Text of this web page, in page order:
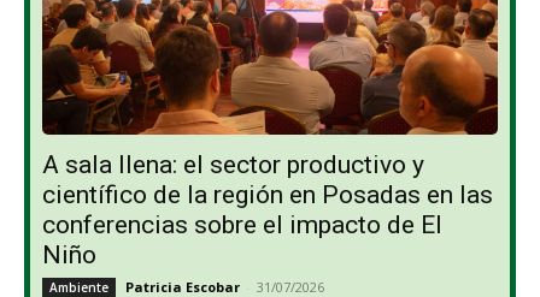
A sala llena: el sector productivo y
científico de la región en Posadas en las
conferencias sobre el impacto de El
Niño
Ambiente Patricia Escobar - 31/07/2026